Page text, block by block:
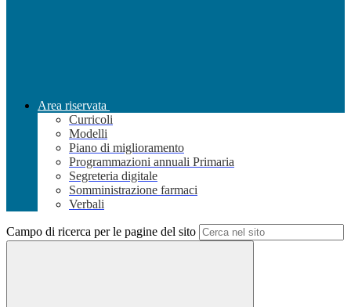
Area riservata
Curricoli
Modelli
Piano di miglioramento
Programmazioni annuali Primaria
Segreteria digitale
Somministrazione farmaci
Verbali
Campo di ricerca per le pagine del sito